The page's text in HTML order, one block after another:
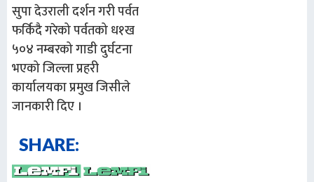
सुपा देउराली दर्शन गरी पर्वत
फर्किदै गरेको पर्वतको ध१ख
५०४ नम्बरको गाडी दुर्घटना
भएको जिल्ला प्रहरी
कार्यालयका प्रमुख जिसीले
जानकारी दिए ।
SHARE: